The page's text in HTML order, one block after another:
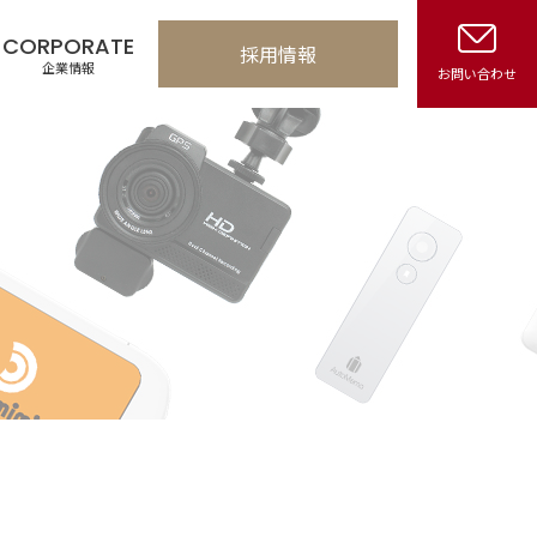
CORPORATE
企業情報 採用情報
お問い合わせ